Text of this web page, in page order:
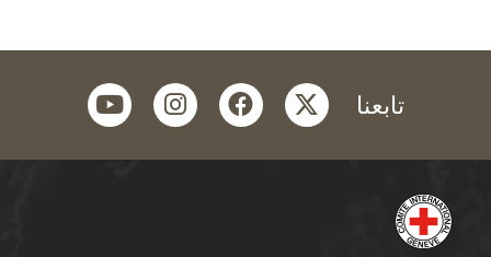
تابعنا twitter
facebook
instagram
youtube